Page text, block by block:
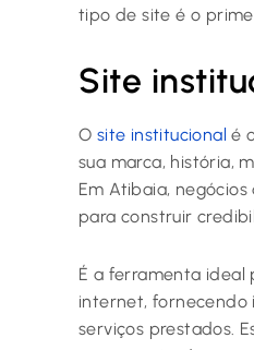
tipo de site é o
Site
O site institucional é
sua marca, história,
Em Atibaia,
para construir
É a ferramenta ideal
internet, fornecendo
serviços prestados.